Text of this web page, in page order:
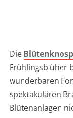
Die
Frühlingsblüher
wunderbaren
spektakulären
Blütenanlagen